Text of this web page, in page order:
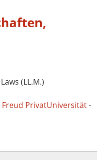
(LL.M.)
PrivatUniversität-